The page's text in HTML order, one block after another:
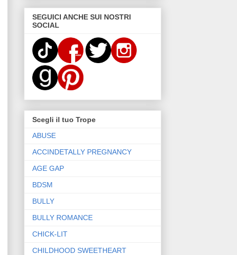
SEGUICI ANCHE SUI NOSTRI
SOCIAL
Scegli il tuo Trope
ABUSE
ACCINDETALLY PREGNANCY
AGE GAP
BDSM
BULLY
BULLY ROMANCE
CHICK-LIT
CHILDHOOD SWEETHEART